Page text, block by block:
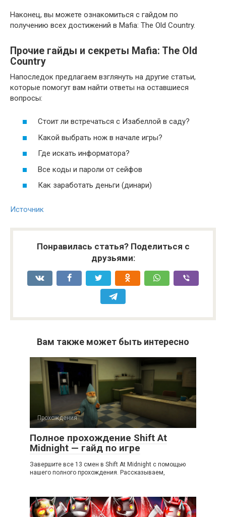
Наконец, вы можете ознакомиться с гайдом по
получению всех достижений в Mafia: The Old Country.
Прочие гайды и секреты Mafia: The Old
Country
Напоследок предлагаем взглянуть на другие статьи,
которые помогут вам найти ответы на оставшиеся
вопросы:
Стоит ли встречаться с Изабеллой в саду?
Какой выбрать нож в начале игры?
Где искать информатора?
Все коды и пароли от сейфов
Как заработать деньги (динари)
Источник
Понравилась статья? Поделиться с
друзьями:
Вам также может быть интересно
Прохождения
Полное прохождение Shift At
Midnight — гайд по игре
Завершите все 13 смен в Shift At Midnight с помощью
нашего полного прохождения. Рассказываем,